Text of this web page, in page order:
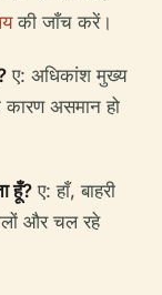
की जाँच करें।
ए: अधिकांश मुख्य
असमान हो
हूँ? ए: हाँ, बाहरी
और चल रहे